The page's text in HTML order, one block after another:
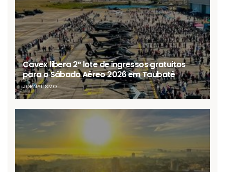
Cavex libera 2º lote de ingressos gratuitos
para o Sábado Aéreo 2026 em Taubaté
JORNALISMO